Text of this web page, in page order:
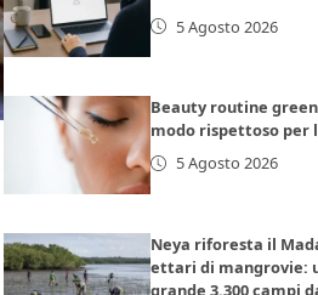
5 Agosto 2026
Beauty routine
modo rispettoso per
5 Agosto 2026
Neya riforesta il
ettari di mangrovie:
grande 3.300 campi